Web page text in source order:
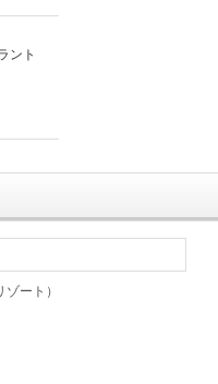
ント
ート）